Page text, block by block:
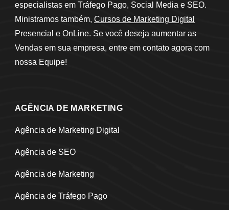
especialistas em Tráfego Pago, Social Media e SEO.
Ministramos também, Cursos de Marketing Digital
Presencial e OnLine. Se você deseja aumentar as
Vendas em sua empresa, entre em contato agora com
nossa Equipe!
AGÊNCIA DE MARKETING
Agência de Marketing Digital
Agência de SEO
Agência de Marketing
Agência de Tráfego Pago